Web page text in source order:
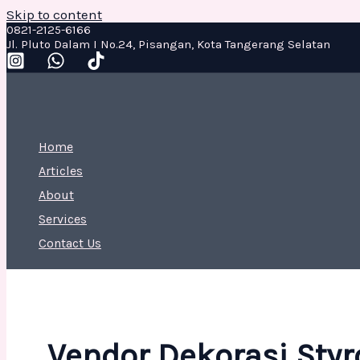
Skip to content
0821-2125-6166
Jl. Pluto Dalam I No.24, Pisangan, Kota Tangerang Selatan
Home
Articles
About
Services
Contact Us